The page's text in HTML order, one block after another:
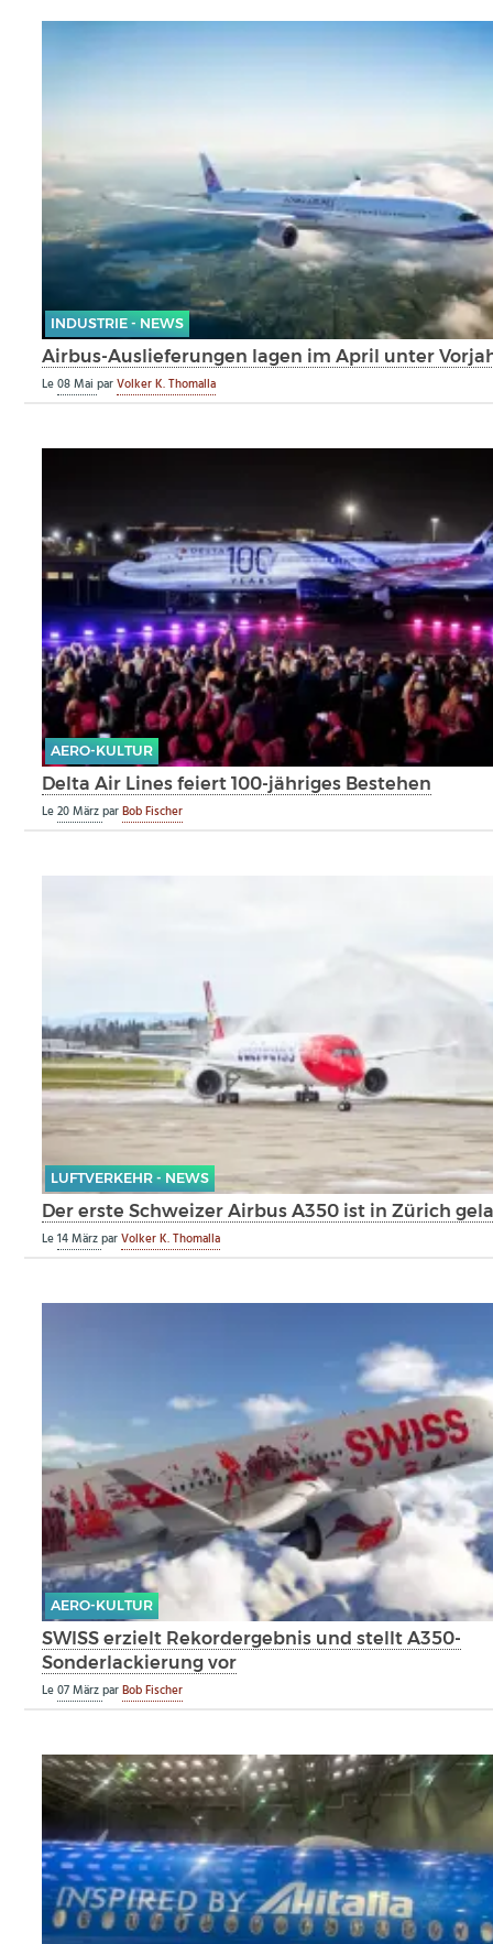
INDUSTRIE - NEWS
Airbus-Auslieferungen lagen im April unter
Le08 MaiparVolker K. Thomalla
AERO-KULTUR
Delta Air Lines feiert 100-jähriges Bestehen
Le20 MärzparBob Fischer
LUFTVERKEHR - NEWS
Der erste Schweizer Airbus A350 ist in Zürich
Le14 MärzparVolker K. Thomalla
AERO-KULTUR
SWISS erzielt Rekordergebnis und stellt A350-
Sonderlackierung vor
Le07 MärzparBob Fischer